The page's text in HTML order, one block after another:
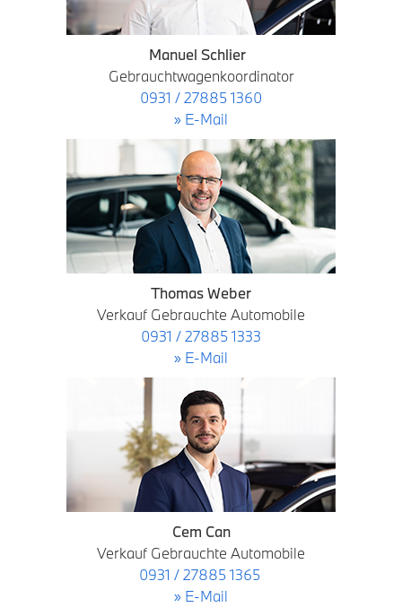
Manuel Schlier
Gebrauchtwagenkoordinator
0931 / 27885 1360
» E-Mail
Thomas Weber
Verkauf Gebrauchte Automobile
0931 / 27885 1333
» E-Mail
Cem Can
Verkauf Gebrauchte Automobile
0931 / 27885 1365
» E-Mail